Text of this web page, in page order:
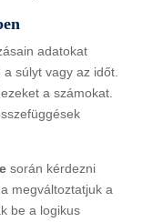
adatokat
súlyt vagy az időt.
a számokat.
során kérdezni
megváltoztatjuk a
be a logikus